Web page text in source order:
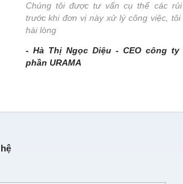
Chúng tôi được tư vấn cụ thể các
trước khi đơn vị này xử lý công việc, tôi
hài lòng
- Hà Thị Ngọc Diệu - CEO công ty
phần URAMA